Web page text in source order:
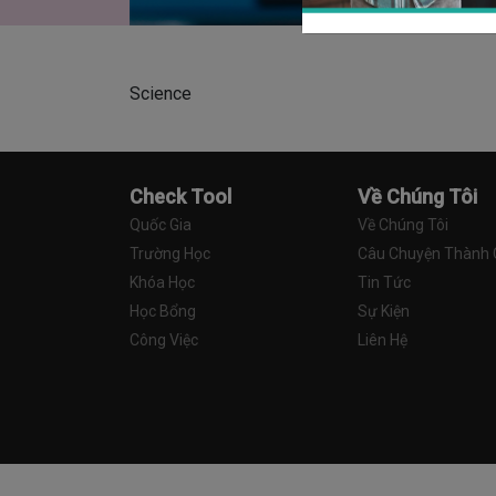
Science
Check Tool
Quốc Gia
Trường Học
Khóa Học
Học Bổng
Công Việc
Về Chúng Tôi
Về Chúng Tôi
Câu Chuyện Thành
Tin Tức
Sự Kiện
Liên Hệ